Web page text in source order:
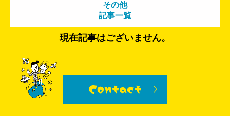
その他
記事一覧
現在記事はございません。